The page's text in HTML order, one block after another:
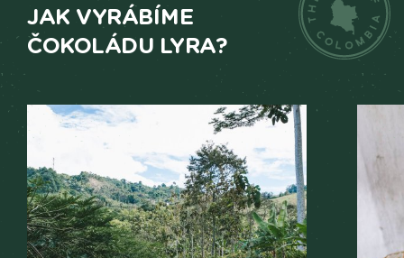
JAK VYRÁBÍME
ČOKOLÁDU LYRA?